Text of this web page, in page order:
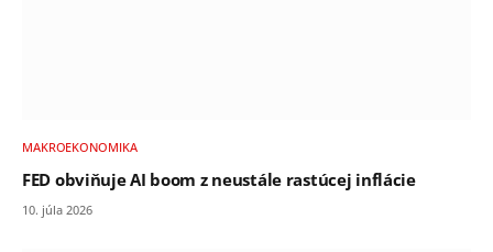
MAKROEKONOMIKA
FED obviňuje AI boom z neustále rastúcej inflácie
10. júla 2026